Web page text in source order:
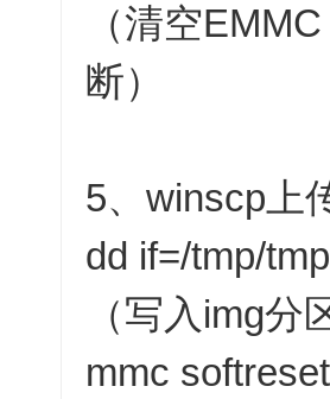
（清空
断）
5、winscp上
dd if=/tmp/
（写入img分
mmc